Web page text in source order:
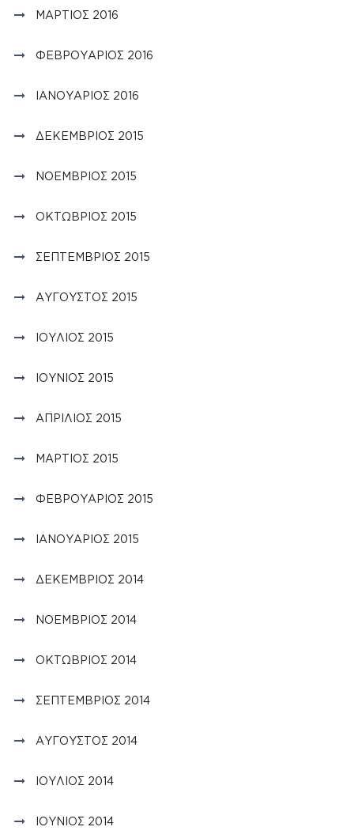
ΜΆΡΤΙΟΣ 2016
ΦΕΒΡΟΥΆΡΙΟΣ 2016
ΙΑΝΟΥΆΡΙΟΣ 2016
ΔΕΚΈΜΒΡΙΟΣ 2015
ΝΟΈΜΒΡΙΟΣ 2015
ΟΚΤΏΒΡΙΟΣ 2015
ΣΕΠΤΈΜΒΡΙΟΣ 2015
ΑΎΓΟΥΣΤΟΣ 2015
ΙΟΎΛΙΟΣ 2015
ΙΟΎΝΙΟΣ 2015
ΑΠΡΊΛΙΟΣ 2015
ΜΆΡΤΙΟΣ 2015
ΦΕΒΡΟΥΆΡΙΟΣ 2015
ΙΑΝΟΥΆΡΙΟΣ 2015
ΔΕΚΈΜΒΡΙΟΣ 2014
ΝΟΈΜΒΡΙΟΣ 2014
ΟΚΤΏΒΡΙΟΣ 2014
ΣΕΠΤΈΜΒΡΙΟΣ 2014
ΑΎΓΟΥΣΤΟΣ 2014
ΙΟΎΛΙΟΣ 2014
ΙΟΎΝΙΟΣ 2014